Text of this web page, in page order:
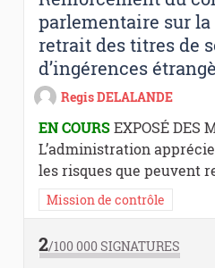
parlementaire sur
retrait des titres de
d’ingérences
Regis DELALANDE
EN COURSEXPOSÉ DES
L’administration
les risques que peuvent
Mission de contrôle
2/100 000SIGNATURES